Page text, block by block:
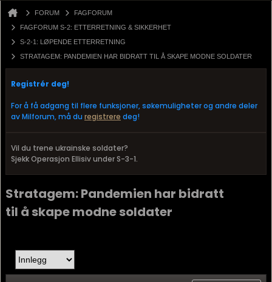
FORUM
FAGFORUM
FAGFORUM S-2: ETTERRETNING & SIKKERHET
S-2-1: LØPENDE ETTERRETNING
STRATAGEM: PANDEMIEN HAR BIDRATT TIL Å SKAPE MODNE SOLDATER
Registrér deg!
For å få adgang til flere funksjoner, søkemuligheter og andre deler
av Milforum, må du registrere deg!
Vil du trene ukrainske soldater?
Sjekk Operasjon Ellisiv under S-3-1.
Stratagem: Pandemien har bidratt
til å skape modne soldater